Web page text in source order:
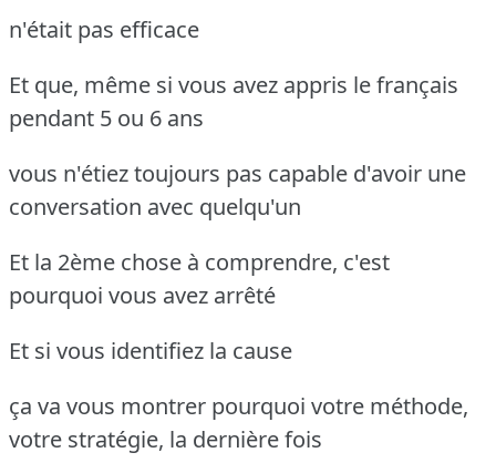
n'était pas efficace
Et que, même si vous avez appris le français
pendant 5 ou 6 ans
vous n'étiez toujours pas capable d'avoir une
conversation avec quelqu'un
Et la 2ème chose à comprendre, c'est
pourquoi vous avez arrêté
Et si vous identifiez la cause
ça va vous montrer pourquoi votre méthode,
votre stratégie, la dernière fois